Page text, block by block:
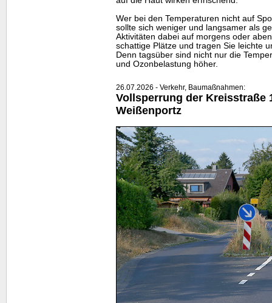
Wer bei den Temperaturen nicht auf
sollte sich weniger und langsamer als
Aktivitäten dabei auf morgens oder
schattige Plätze und tragen Sie leichte
Denn tagsüber sind nicht nur die
und Ozonbelastung höher.
26.07.2026 - Verkehr, Baumaßnahmen:
Vollsperrung der Kreisstraße
Weißenportz